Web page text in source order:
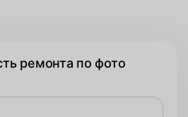
ремонта по фото